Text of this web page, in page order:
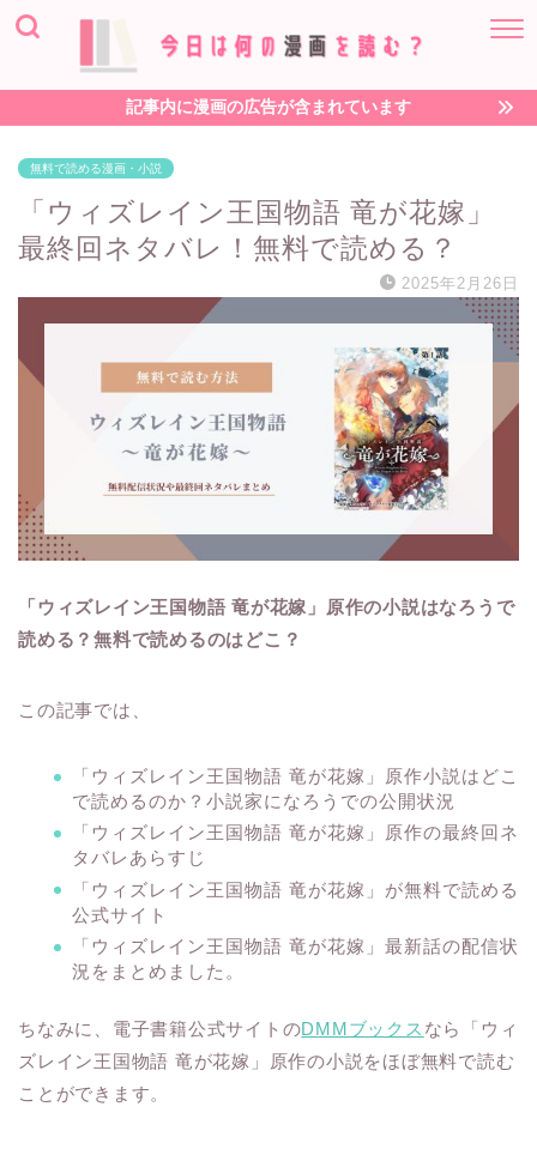
記事内に漫画の広告が含まれています
無料で読める漫画・小説
「ウィズレイン王国物語 竜が花嫁」
最終回ネタバレ！無料で読める？
2025年2月26日
「ウィズレイン王国物語 竜が花嫁」原作の小説はなろうで
読める？無料で読めるのはどこ？
この記事では、
「ウィズレイン王国物語 竜が花嫁」原作小説はどこ
で読めるのか？小説家になろうでの公開状況
「ウィズレイン王国物語 竜が花嫁」原作の最終回ネ
タバレあらすじ
「ウィズレイン王国物語 竜が花嫁」が無料で読める
公式サイト
「ウィズレイン王国物語 竜が花嫁」最新話の配信状
況をまとめました。
ちなみに、電子書籍公式サイトのDMMブックス なら「ウィ
ズレイン王国物語 竜が花嫁」原作の小説をほぼ無料で読む
ことができます。